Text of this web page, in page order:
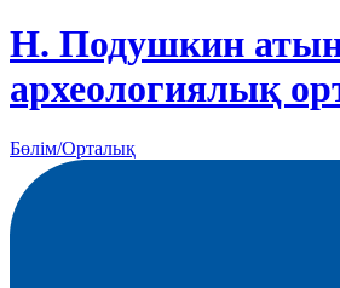
Н. Подушкин
археологиялық
Бөлім/Орталық